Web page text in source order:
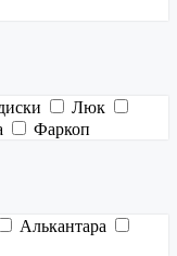
Люк
Фаркоп
Алькантара